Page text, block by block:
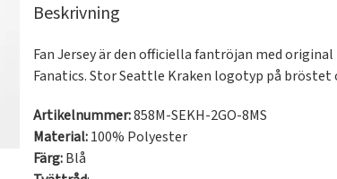
Beskrivning
Fan Jersey är den officiella fantröjan med
Fanatics. Stor Seattle Kraken logotyp på bröstet
Artikelnummer:858M-SEKH-2GO-8MS
Material:100% Polyester
Färg:Blå